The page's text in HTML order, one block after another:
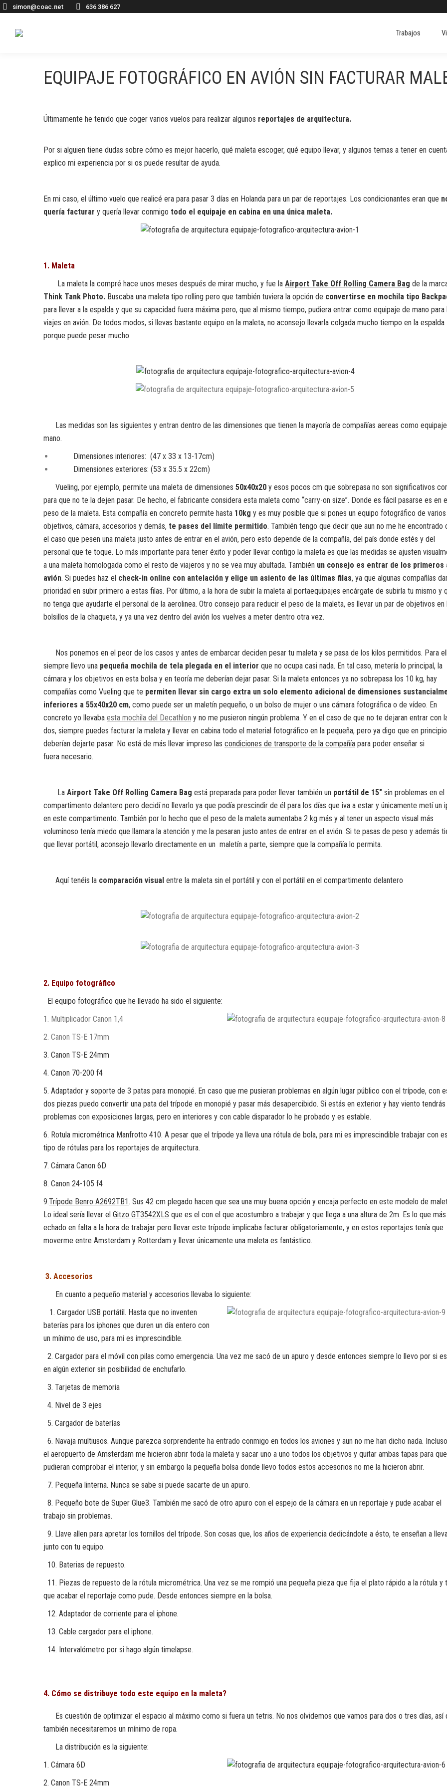
simon@coac.net 636 386 627
Trabajos
EQUIPAJE FOTOGRÁFICO EN AVIÓN SIN FACTURAR
Últimamente he tenido que coger varios vuelos para realizar algunos reportajes de arquitectura.
Por si alguien tiene dudas sobre cómo es mejor hacerlo, qué maleta escoger, qué equipo llevar, y algunos temas a tener en
explico mi experiencia por si os puede resultar de ayuda.
En mi caso, el último vuelo que realicé era para pasar 3 días en Holanda para un par de reportajes. Los condicionantes eran que
quería facturar y quería llevar conmigo todo el equipaje en cabina en una única maleta.
1. Maleta
La maleta la compré hace unos meses después de mirar mucho, y fue la Airport Take Off Rolling Camera Bag de la
Think Tank Photo. Buscaba una maleta tipo rolling pero que también tuviera la opción de convertirse en mochila tipo
para llevar a la espalda y que su capacidad fuera máxima pero, que al mismo tiempo, pudiera entrar como equipaje de mano para
viajes en avión. De todos modos, si llevas bastante equipo en la maleta, no aconsejo llevarla colgada mucho tiempo en la espalda
porque puede pesar mucho.
Las medidas son las siguientes y entran dentro de las dimensiones que tienen la mayoría de compañías aereas como
mano.
Dimensiones interiores: (47 x 33 x 13-17cm)
Dimensiones exteriores: (53 x 35.5 x 22cm)
Vueling, por ejemplo, permite una maleta de dimensiones 50x40x20 y esos pocos cm que sobrepasa no son significativos
para que no te la dejen pasar. De hecho, el fabricante considera esta maleta como “carry-on size”. Donde es fácil pasarse es en
peso de la maleta. Esta compañía en concreto permite hasta 10kg y es muy posible que si pones un equipo fotográfico de varios
objetivos, cámara, accesorios y demás, te pases del límite permitido. También tengo que decir que aun no me he encontrado
el caso que pesen una maleta justo antes de entrar en el avión, pero esto depende de la compañía, del país donde estés y del
personal que te toque. Lo más importante para tener éxito y poder llevar contigo la maleta es que las medidas se ajusten
a una maleta homologada como el resto de viajeros y no se vea muy abultada. También un consejo es entrar de los primeros
avión. Si puedes haz el check-in online con antelación y elige un asiento de las últimas filas, ya que algunas compañías
prioridad en subir primero a estas filas. Por último, a la hora de subir la maleta al portaequipajes encárgate de subirla tu mismo y
no tenga que ayudarte el personal de la aerolinea. Otro consejo para reducir el peso de la maleta, es llevar un par de objetivos en
bolsillos de la chaqueta, y ya una vez dentro del avión los vuelves a meter dentro otra vez.
Nos ponemos en el peor de los casos y antes de embarcar deciden pesar tu maleta y se pasa de los kilos permitidos. Para
siempre llevo una pequeña mochila de tela plegada en el interior que no ocupa casi nada. En tal caso, metería lo principal, la
cámara y los objetivos en esta bolsa y en teoría me deberían dejar pasar. Si la maleta entonces ya no sobrepasa los 10 kg, hay
compañías como Vueling que te permiten llevar sin cargo extra un solo elemento adicional de dimensiones
inferiores a 55x40x20 cm, como puede ser un maletín pequeño, o un bolso de mujer o una cámara fotográfica o de vídeo. En
concreto yo llevaba esta mochila del Decathlon y no me pusieron ningún problema. Y en el caso de que no te dejaran entrar con
dos, siempre puedes facturar la maleta y llevar en cabina todo el material fotográfico en la pequeña, pero ya digo que en principio
deberían dejarte pasar. No está de más llevar impreso las condiciones de transporte de la compañía para poder enseñar si
fuera necesario.
La Airport Take Off Rolling Camera Bag está preparada para poder llevar también un portátil de 15″ sin problemas en el
compartimento delantero pero decidí no llevarlo ya que podía prescindir de él para los días que iva a estar y únicamente metí un
en este compartimento. También por lo hecho que el peso de la maleta aumentaba 2 kg más y al tener un aspecto visual más
voluminoso tenía miedo que llamara la atención y me la pesaran justo antes de entrar en el avión. Si te pasas de peso y además
que llevar portátil, aconsejo llevarlo directamente en un maletín a parte, siempre que la compañía lo permita.
Aquí tenéis la comparación visual entre la maleta sin el portátil y con el portátil en el compartimento delantero
2. Equipo fotográfico
El equipo fotográfico que he llevado ha sido el siguiente:
1. Multiplicador Canon 1,4
2. Canon TS-E 17mm
3. Canon TS-E 24mm
4. Canon 70-200 f4
5. Adaptador y soporte de 3 patas para monopié. En caso que me pusieran problemas en algún lugar público con el trípode, con
dos piezas puedo convertir una pata del trípode en monopié y pasar más desapercibido. Si estás en exterior y hay viento tendrás
problemas con exposiciones largas, pero en interiores y con cable disparador lo he probado y es estable.
6. Rotula micrométrica Manfrotto 410. A pesar que el trípode ya lleva una rótula de bola, para mi es imprescindible trabajar con
tipo de rótulas para los reportajes de arquitectura.
7. Cámara Canon 6D
8. Canon 24-105 f4
9.Trípode Benro A2692TB1. Sus 42 cm plegado hacen que sea una muy buena opción y encaja perfecto en este modelo de
Lo ideal sería llevar el Gitzo GT3542XLS que es el con el que acostumbro a trabajar y que llega a una altura de 2m. Es lo que
echado en falta a la hora de trabajar pero llevar este trípode implicaba facturar obligatoriamente, y en estos reportajes tenía que
moverme entre Amsterdam y Rotterdam y llevar únicamente una maleta es fantástico.
3. Accesorios
En cuanto a pequeño material y accesorios llevaba lo siguiente:
1. Cargador USB portátil. Hasta que no inventen
baterías para los iphones que duren un día entero con
un mínimo de uso, para mi es imprescindible.
2. Cargador para el móvil con pilas como emergencia. Una vez me sacó de un apuro y desde entonces siempre lo llevo por si
en algún exterior sin posibilidad de enchufarlo.
3. Tarjetas de memoria
4. Nivel de 3 ejes
5. Cargador de baterías
6. Navaja multiusos. Aunque parezca sorprendente ha entrado conmigo en todos los aviones y aun no me han dicho nada.
el aeropuerto de Amsterdam me hicieron abrir toda la maleta y sacar uno a uno todos los objetivos y quitar ambas tapas para que
pudieran comprobar el interior, y sin embargo la pequeña bolsa donde llevo todos estos accesorios no me la hicieron abrir.
7. Pequeña linterna. Nunca se sabe si puede sacarte de un apuro.
8. Pequeño bote de Super Glue3. También me sacó de otro apuro con el espejo de la cámara en un reportaje y pude acabar el
trabajo sin problemas.
9. Llave allen para apretar los tornillos del trípode. Son cosas que, los años de experiencia dedicándote a ésto, te enseñan a
junto con tu equipo.
10. Baterias de repuesto.
11. Piezas de repuesto de la rótula micrométrica. Una vez se me rompió una pequeña pieza que fija el plato rápido a la rótula y
que acabar el reportaje como pude. Desde entonces siempre en la bolsa.
12. Adaptador de corriente para el iphone.
13. Cable cargador para el iphone.
14. Intervalómetro por si hago algún timelapse.
4. Cómo se distribuye todo este equipo en la maleta?
Es cuestión de optimizar el espacio al máximo como si fuera un tetris. No nos olvidemos que vamos para dos o tres días, así
también necesitaremos un mínimo de ropa.
La distribución es la siguiente:
1. Cámara 6D
2. Canon TS-E 24mm
Trabajos